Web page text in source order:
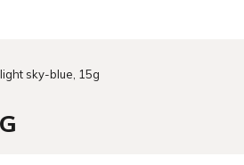
sky-blue, 15g